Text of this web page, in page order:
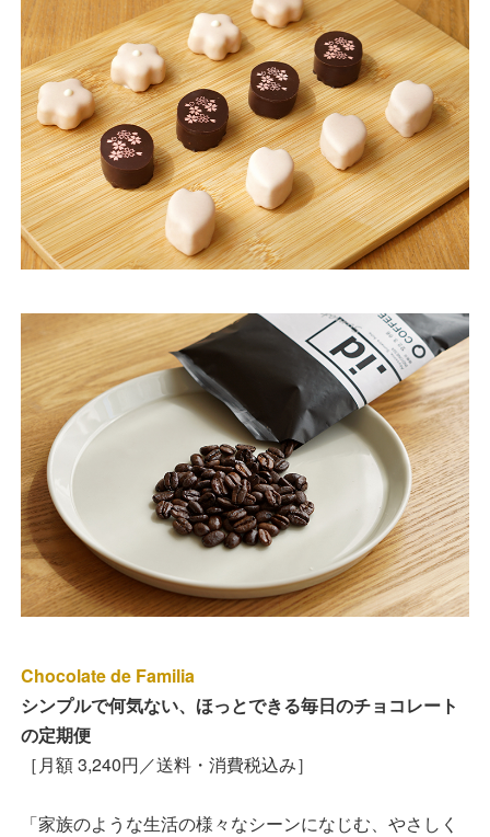
Chocolate de Familia
シンプルで何気ない、ほっとできる毎日のチョコレート
の定期便
［月額 3,240円／送料・消費税込み］
「家族のような生活の様々なシーンになじむ、やさしく